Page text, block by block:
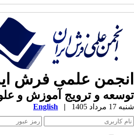
علمی فرش
و ترویج آموزش و
مرداد 1405 |
English